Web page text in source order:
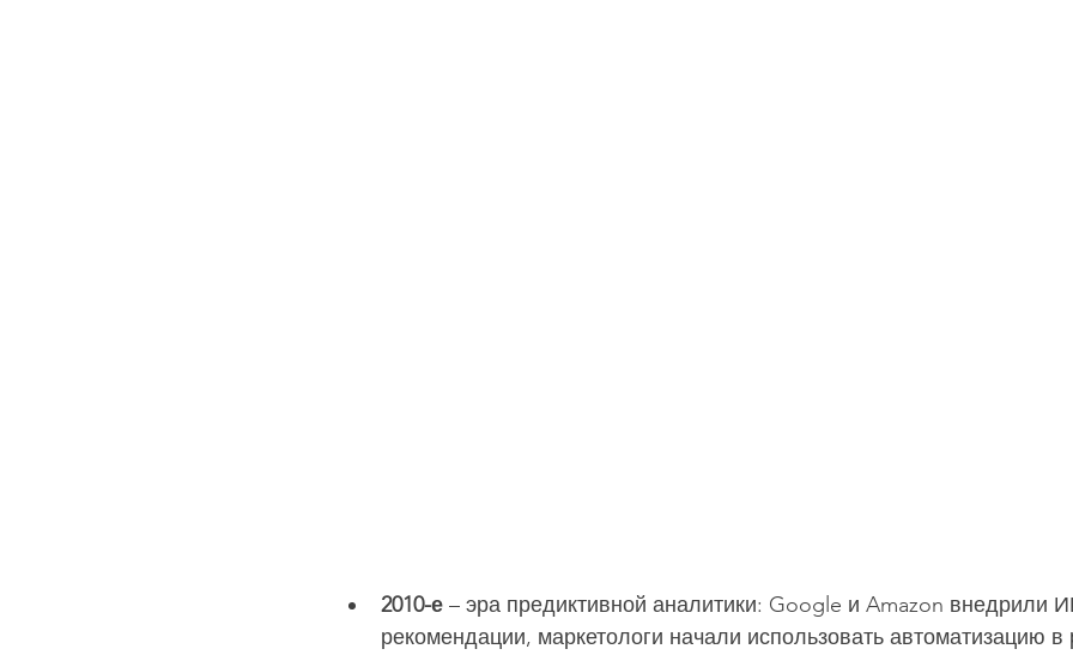
2010-е – эра предиктивной аналитики: Google и Amazon внедрили
рекомендации, маркетологи начали использовать автоматизацию